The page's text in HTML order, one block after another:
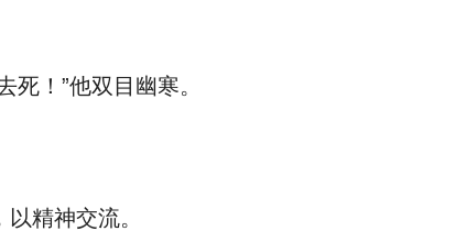
！”他双目幽寒。
精神交流。